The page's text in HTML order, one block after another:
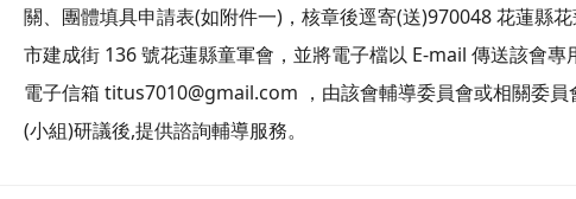
關、團體填具申請表(如附件一)，核章後逕寄(送)970048 花蓮縣
市建成街 136 號花蓮縣童軍會，並將電子檔以 E-mail 傳送該會專
電子信箱 titus7010@gmail.com ，由該會輔導委員會或相關委員
(小組)研議後,提供諮詢輔導服務。